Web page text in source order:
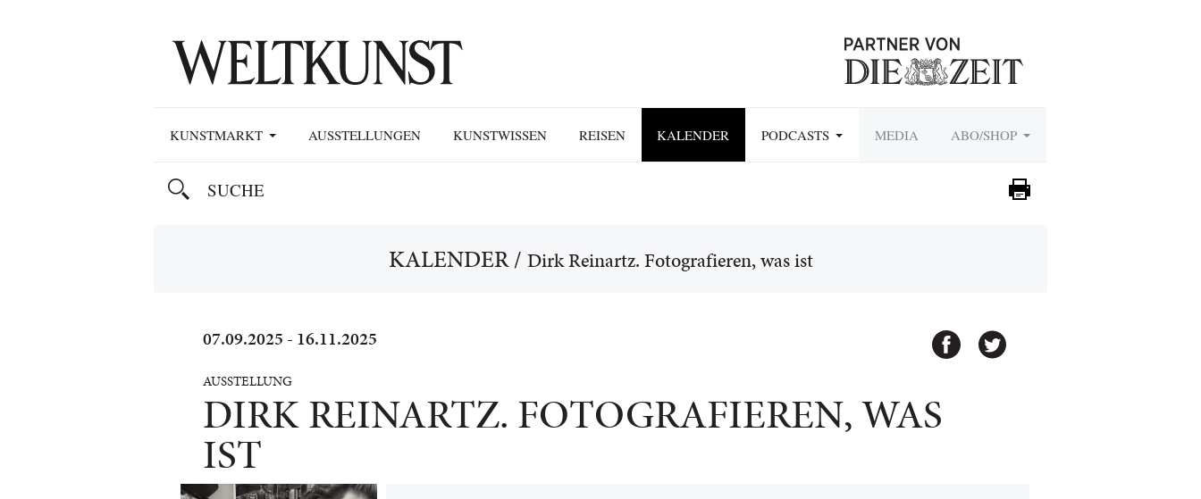
KUNSTMARKT AUSSTELLUNGEN KUNSTWISSEN REISEN KALENDER PODCASTS MEDIA ABO/SHOP
KALENDER/ Dirk Reinartz. Fotografieren, was ist
07.09.2025 - 16.11.2025
AUSSTELLUNG
DIRK REINARTZ. FOTOGRAFIEREN, WAS
IST